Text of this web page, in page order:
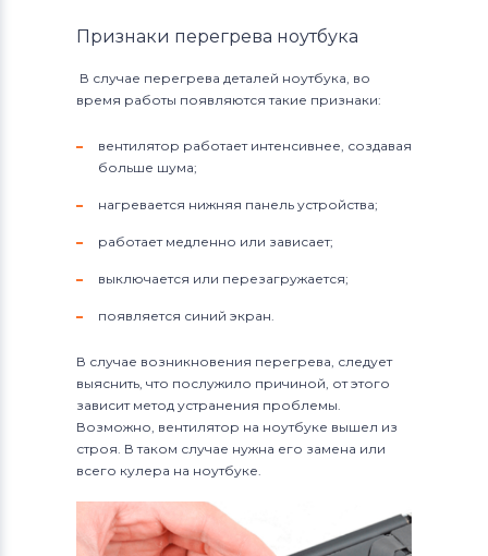
Признаки перегрева ноутбука
В случае перегрева деталей ноутбука, во
время работы появляются такие признаки:
вентилятор работает интенсивнее, создавая
больше шума;
нагревается нижняя панель устройства;
работает медленно или зависает;
выключается или перезагружается;
появляется синий экран.
В случае возникновения перегрева, следует
выяснить, что послужило причиной, от этого
зависит метод устранения проблемы.
Возможно, вентилятор на ноутбуке вышел из
строя. В таком случае нужна его замена или
всего кулера на ноутбуке.